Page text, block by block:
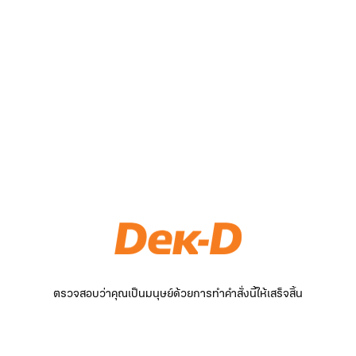
ตรวจสอบว่าคุณเป็นมนุษย์ด้วยการทำคำสั่งนี้ให้เสร็จสิ้น